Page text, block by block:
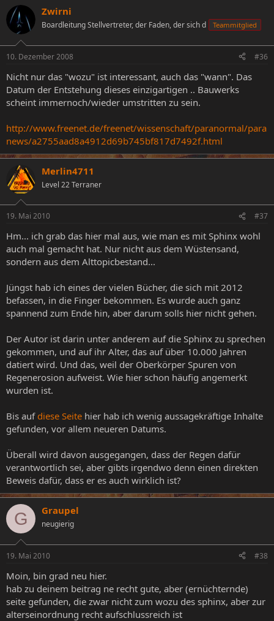
Zwirni
Boardleitung Stellvertreter, der Faden, der sich d Teammitglied
10. Dezember 2008 #36
Nicht nur das "wozu" ist interessant, auch das "wann". Das
Datum der Entstehung dieses einzigartigen .. Bauwerks
scheint immernoch/wieder umstritten zu sein.
http://www.freenet.de/freenet/wissenschaft/paranormal/para
news/a2755aad8a4912d69b745bf817d7492f.html
Merlin4711
Level 22 Terraner
19. Mai 2010 #37
Hm... ich grab das hier mal aus, wie man es mit Sphinx wohl
auch mal gemacht hat. Nur nicht aus dem Wüstensand,
sondern aus dem Alttopicbestand...
Jüngst hab ich eines der vielen Bücher, die sich mit 2012
befassen, in die Finger bekommen. Es wurde auch ganz
spannend zum Ende hin, aber darum solls hier nicht gehen.
Der Autor ist darin unter anderem auf die Sphinx zu sprechen
gekommen, und auf ihr Alter, das auf über 10.000 Jahren
datiert wird. Und das, weil der Oberkörper Spuren von
Regenerosion aufweist. Wie hier schon häufig angemerkt
wurden ist.
Bis auf diese Seite hier hab ich wenig aussagekräftige Inhalte
gefunden, vor allem neueren Datums.
Überall wird davon ausgegangen, dass der Regen dafür
verantwortlich sei, aber gibts irgendwo denn einen direkten
Beweis dafür, dass er es auch wirklich ist?
G Graupel
neugierig
19. Mai 2010 #38
Moin, bin grad neu hier.
hab zu deinem beitrag ne recht gute, aber (ernüchternde)
seite gefunden, die zwar nicht zum wozu des sphinx, aber zur
alterseinordnung recht aufschlussreich ist